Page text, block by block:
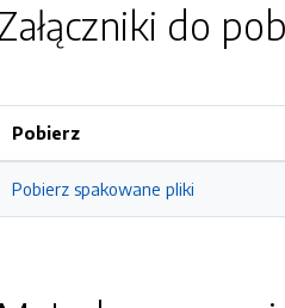
do
Pobierz
Pobierz spakowane pliki